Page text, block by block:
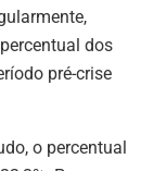
dos
pré-crise
o percentual